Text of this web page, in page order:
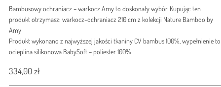
Amy
Bamboo
Kremowe
Bambusowy ochraniacz – warkocz Amy to doskonały wybór. Kupując ten
produkt otrzymasz: warkocz-ochraniacz 210 cm z kolekcji Nature Bamboo by
Amy
Produkt wykonano z najwyższej jakości tkaniny CV bambus 100%, wypełnienie to
ocieplina silikonowa BabySoft – poliester 100%
334,00zł